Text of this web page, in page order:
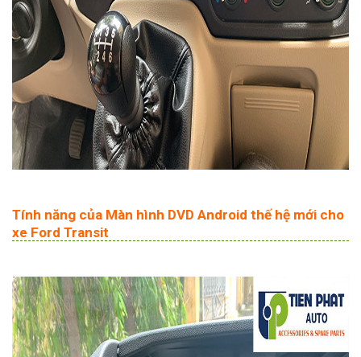
Tính năng của Màn hình DVD Android thế hệ mới cho
xe Ford Transit